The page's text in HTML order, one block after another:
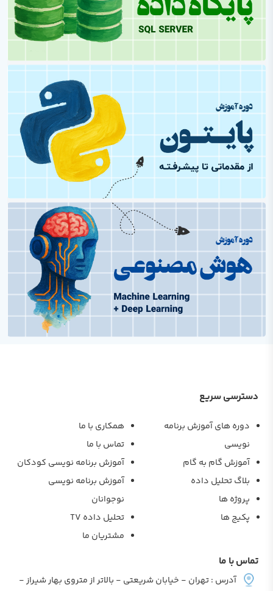
دسترسی سریع
دوره های آموزش برنامه
نویسی
آموزش گام به گام
بلاگ تحلیل داده
پروژه ها
پکیج ها
همکاری با ما
تماس با ما
آموزش برنامه نویسی کودکان
آموزش برنامه نویسی
نوجوانان
تحلیل داده TV
مشتریان ما
تماس با ما
آدرس : تهران - خیابان شریعتی - بالاتر از متروی بهار شیراز -